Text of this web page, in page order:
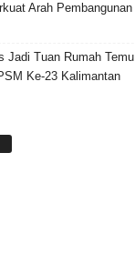
Arah Pembangunan
Jadi Tuan Rumah Temu
Ke-23 Kalimantan